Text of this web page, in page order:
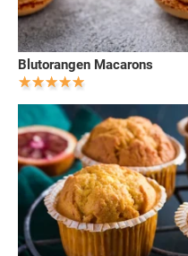
Blutorangen Macarons